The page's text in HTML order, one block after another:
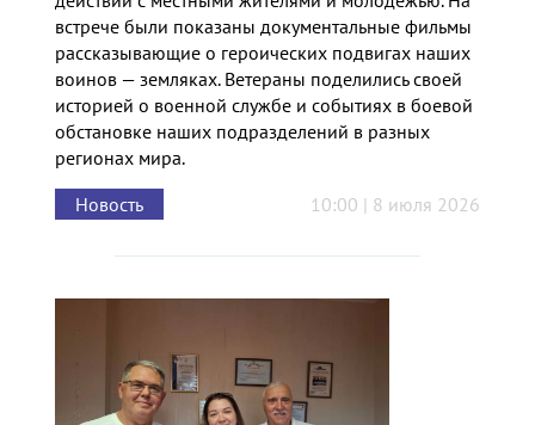
встрече были показаны документальные фильмы
рассказывающие о героических подвигах наших
воинов — земляках. Ветераны поделились своей
историей о военной службе и событиях в боевой
обстановке наших подразделений в разных
регионах мира.
Новость
10:00 | 8 июля 2026